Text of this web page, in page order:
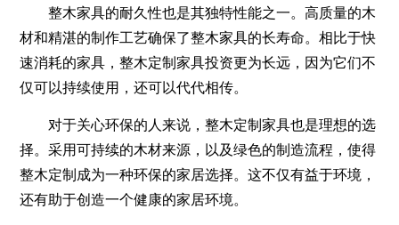
整木家具的耐久性也是其独特性能之一。高质量的木
材和精湛的制作工艺确保了整木家具的长寿命。相比于快
速消耗的家具，整木定制家具投资更为长远，因为它们不
仅可以持续使用，还可以代代相传。
对于关心环保的人来说，整木定制家具也是理想的选
择。采用可持续的木材来源，以及绿色的制造流程，使得
整木定制成为一种环保的家居选择。这不仅有益于环境，
还有助于创造一个健康的家居环境。